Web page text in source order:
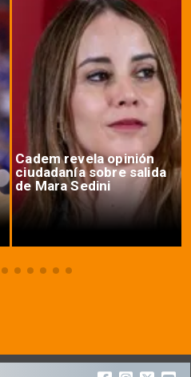
Cadem revela opinión
ciudadanía sobre salida
de Mara Sedini